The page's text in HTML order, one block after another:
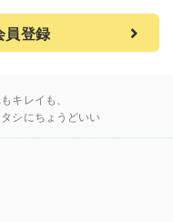
員登録
キレイも、
シにちょうどいい